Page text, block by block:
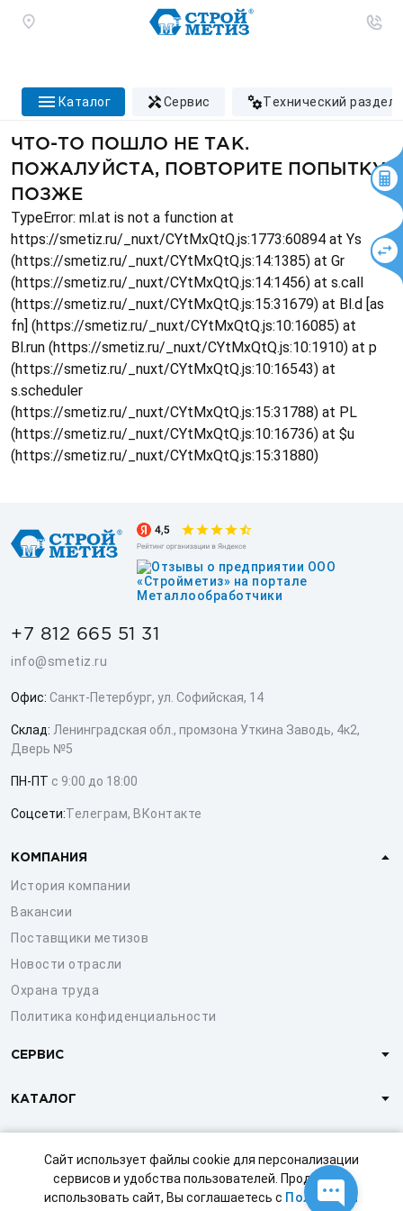
Сайт использует файлы cookie для персонализации
сервисов и удобства пользователей. Продолжая
использовать сайт, Вы соглашаетесь с Политикой
каталог сервис технический раздел
ЧТО-ТО ПОШЛО НЕ ТАК.
ПОЖАЛУЙСТА, ПОВТОРИТЕ ПОПЫТКУ
ПОЗЖЕ
TypeError: ml.at is not a function at
https://smetiz.ru/_nuxt/CYtMxQtQ.js:1773:60894 at Ys
(https://smetiz.ru/_nuxt/CYtMxQtQ.js:14:1385) at Gr
(https://smetiz.ru/_nuxt/CYtMxQtQ.js:14:1456) at s.call
(https://smetiz.ru/_nuxt/CYtMxQtQ.js:15:31679) at Bl.d [as
fn] (https://smetiz.ru/_nuxt/CYtMxQtQ.js:10:16085) at
Bl.run (https://smetiz.ru/_nuxt/CYtMxQtQ.js:10:1910) at p
(https://smetiz.ru/_nuxt/CYtMxQtQ.js:10:16543) at
s.scheduler
(https://smetiz.ru/_nuxt/CYtMxQtQ.js:15:31788) at PL
(https://smetiz.ru/_nuxt/CYtMxQtQ.js:10:16736) at $u
(https://smetiz.ru/_nuxt/CYtMxQtQ.js:15:31880)
+7 812 665 51 31
info@smetiz.ru
Офис: Санкт-Петербург, ул. Софийская, 14
Склад: Ленинградская обл., промзона Уткина Заводь, 4к2,
Дверь №5
ПН-ПТ с 9:00 до 18:00
Соцсети:Телеграм, ВКонтакте
КОМПАНИЯ
История компании
Вакансии
Поставщики метизов
Новости отрасли
Охрана труда
Политика конфиденциальности
СЕРВИС
КАТАЛОГ